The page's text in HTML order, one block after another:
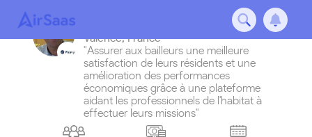
Valence,France
"Assurer aux bailleurs une meilleure
satisfaction de leurs résidents et une
amélioration des performances
économiques grâce à une plateforme
aidant les professionnels de l'habitat à
effectuer leurs missions"